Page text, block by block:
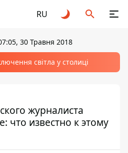
RU
30 Травня 2018
світла у столиці
журналиста
что известно к этому